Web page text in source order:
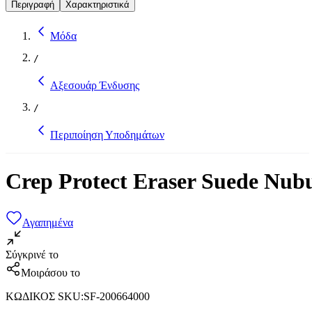
Περιγραφή Χαρακτηριστικά
Μόδα
/
Αξεσουάρ Ένδυσης
/
Περιποίηση Υποδημάτων
Crep Protect Eraser Suede
Αγαπημένα
Σύγκρινέ το
Μοιράσου το
ΚΩΔΙΚΟΣ SKU:SF-200664000